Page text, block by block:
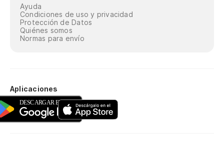
Ayuda
Condiciones de uso y privacidad
Protección de Datos
Quiénes somos
Normas para envío
Aplicaciones